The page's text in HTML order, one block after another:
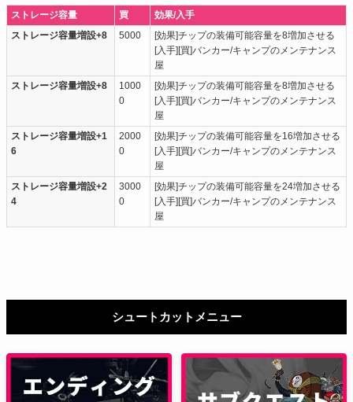
ストレージ容量 買
効果/入手
ストレージ容量増設+8
5000
[効果]チップの装備可能容量を8増加させる
[入手][買]バンカー/キャンプのメンテナンス
屋
ストレージ容量増設+8
1000
0
[効果]チップの装備可能容量を8増加させる
[入手][買]バンカー/キャンプのメンテナンス
屋
ストレージ容量増設+1
6
2000
0
[効果]チップの装備可能容量を16増加させる
[入手][買]バンカー/キャンプのメンテナンス
屋
ストレージ容量増設+2
4
3000
0
[効果]チップの装備可能容量を24増加させる
[入手][買]バンカー/キャンプのメンテナンス
屋
シュートカットメニュー